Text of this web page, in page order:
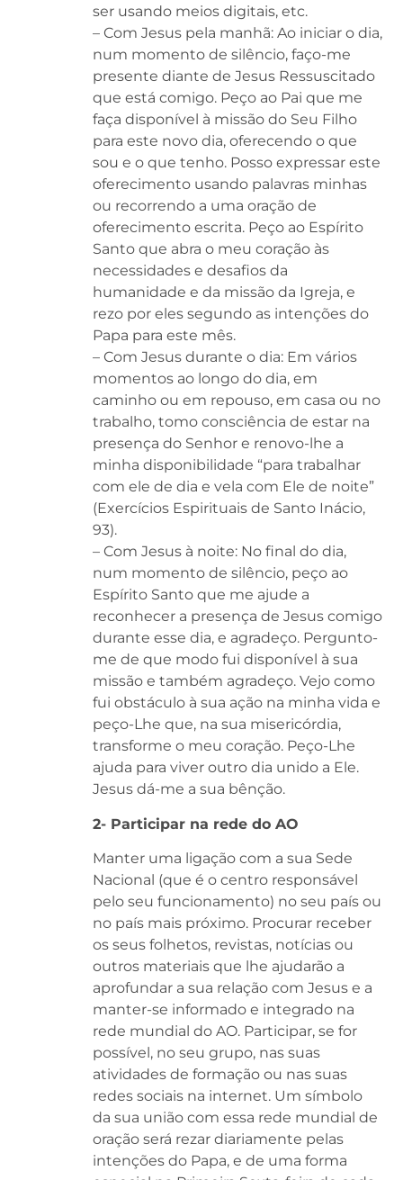
ser usando meios digitais, etc.
– Com Jesus pela manhã: Ao iniciar o dia,
num momento de silêncio, faço-me
presente diante de Jesus Ressuscitado
que está comigo. Peço ao Pai que me
faça disponível à missão do Seu Filho
para este novo dia, oferecendo o que
sou e o que tenho. Posso expressar este
oferecimento usando palavras minhas
ou recorrendo a uma oração de
oferecimento escrita. Peço ao Espírito
Santo que abra o meu coração às
necessidades e desafios da
humanidade e da missão da Igreja, e
rezo por eles segundo as intenções do
Papa para este mês.
– Com Jesus durante o dia: Em vários
momentos ao longo do dia, em
caminho ou em repouso, em casa ou no
trabalho, tomo consciência de estar na
presença do Senhor e renovo-lhe a
minha disponibilidade “para trabalhar
com ele de dia e vela com Ele de noite”
(Exercícios Espirituais de Santo Inácio,
93).
– Com Jesus à noite: No final do dia,
num momento de silêncio, peço ao
Espírito Santo que me ajude a
reconhecer a presença de Jesus comigo
durante esse dia, e agradeço. Pergunto-
me de que modo fui disponível à sua
missão e também agradeço. Vejo como
fui obstáculo à sua ação na minha vida e
peço-Lhe que, na sua misericórdia,
transforme o meu coração. Peço-Lhe
ajuda para viver outro dia unido a Ele.
Jesus dá-me a sua bênção.
2- Participar na rede do AO
Manter uma ligação com a sua Sede
Nacional (que é o centro responsável
pelo seu funcionamento) no seu país ou
no país mais próximo. Procurar receber
os seus folhetos, revistas, notícias ou
outros materiais que lhe ajudarão a
aprofundar a sua relação com Jesus e a
manter-se informado e integrado na
rede mundial do AO. Participar, se for
possível, no seu grupo, nas suas
atividades de formação ou nas suas
redes sociais na internet. Um símbolo
da sua união com essa rede mundial de
oração será rezar diariamente pelas
intenções do Papa, e de uma forma